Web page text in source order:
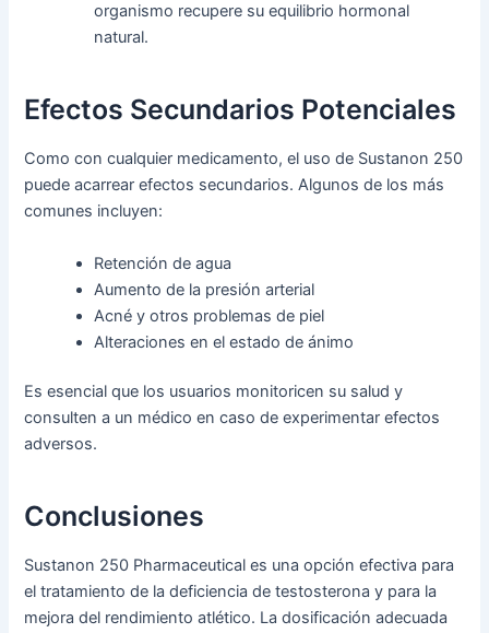
organismo recupere su equilibrio hormonal
natural.
Efectos Secundarios Potenciales
Como con cualquier medicamento, el uso de Sustanon 250
puede acarrear efectos secundarios. Algunos de los más
comunes incluyen:
Retención de agua
Aumento de la presión arterial
Acné y otros problemas de piel
Alteraciones en el estado de ánimo
Es esencial que los usuarios monitoricen su salud y
consulten a un médico en caso de experimentar efectos
adversos.
Conclusiones
Sustanon 250 Pharmaceutical es una opción efectiva para
el tratamiento de la deficiencia de testosterona y para la
mejora del rendimiento atlético. La dosificación adecuada